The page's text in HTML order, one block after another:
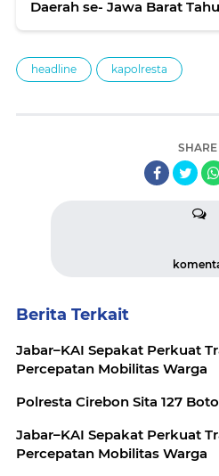
Daerah se- Jawa Barat
headline kapolresta
SHARE
Berita Terkait
Jabar–KAI Sepakat Perkuat
Percepatan Mobilitas Warga
Polresta Cirebon Sita 127
Jabar–KAI Sepakat Perkuat
Percepatan Mobilitas Warga